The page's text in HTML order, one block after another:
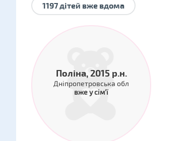
1197 дітей вже вдома
Поліна, 2015 р.н.
Дніпропетровська обл
вже у сім'ї